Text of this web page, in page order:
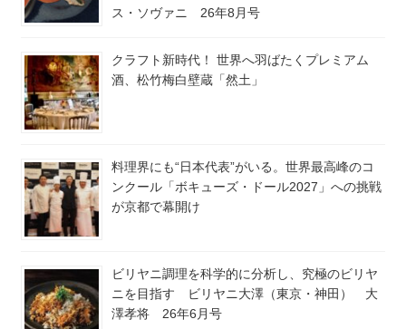
ス・ソヴァニ 26年8月号
クラフト新時代！ 世界へ羽ばたくプレミアム
酒、松竹梅白壁蔵「然土」
料理界にも“日本代表”がいる。世界最高峰のコ
ンクール「ボキューズ・ドール2027」への挑戦
が京都で幕開け
ビリヤニ調理を科学的に分析し、究極のビリヤ
ニを目指す ビリヤニ大澤（東京・神田） 大
澤孝将 26年6月号